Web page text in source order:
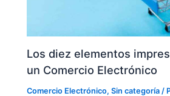
Los diez elementos
un Comercio Electrónico
Comercio Electrónico,Sin categoría /